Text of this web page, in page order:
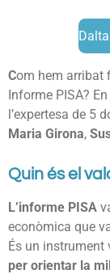
Com hem arribat
Informe PISA? En
l’expertesa de 5
Maria Girona,
Quin és el
L’informe PISA
econòmica que
És un instrument
per orientar la